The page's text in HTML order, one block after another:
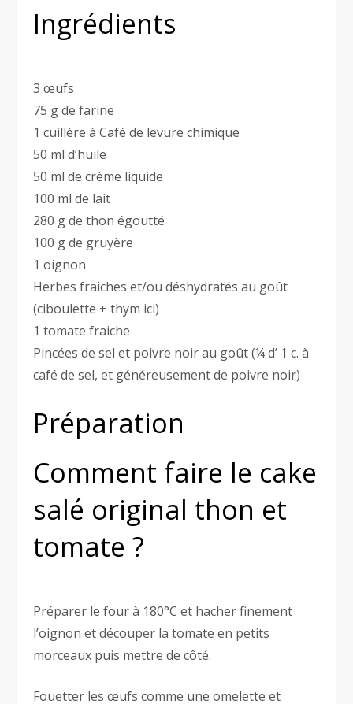
Ingrédients
3 œufs
75 g de farine
1 cuillère à Café de levure chimique
50 ml d’huile
50 ml de crème liquide
100 ml de lait
280 g de thon égoutté
100 g de gruyère
1 oignon
Herbes fraiches et/ou déshydratés au goût
(ciboulette + thym ici)
1 tomate fraiche
Pincées de sel et poivre noir au goût (¼ d’ 1 c. à
café de sel, et généreusement de poivre noir)
Préparation
Comment faire le cake
salé original thon et
tomate ?
Préparer le four à 180°C et hacher finement
l’oignon et découper la tomate en petits
morceaux puis mettre de côté.
Fouetter les œufs comme une omelette et